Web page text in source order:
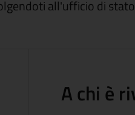
all'ufficio di
A chi è